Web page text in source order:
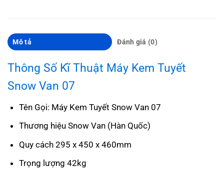
Mô tả Đánh giá (0)
Thông Số Kĩ Thuật Máy Kem Tuyết
Snow Van 07
Tên Gọi: Máy Kem Tuyết Snow Van 07
Thương hiệu Snow Van (Hàn Quốc)
Quy cách 295 x 450 x 460mm
Trọng lượng 42kg